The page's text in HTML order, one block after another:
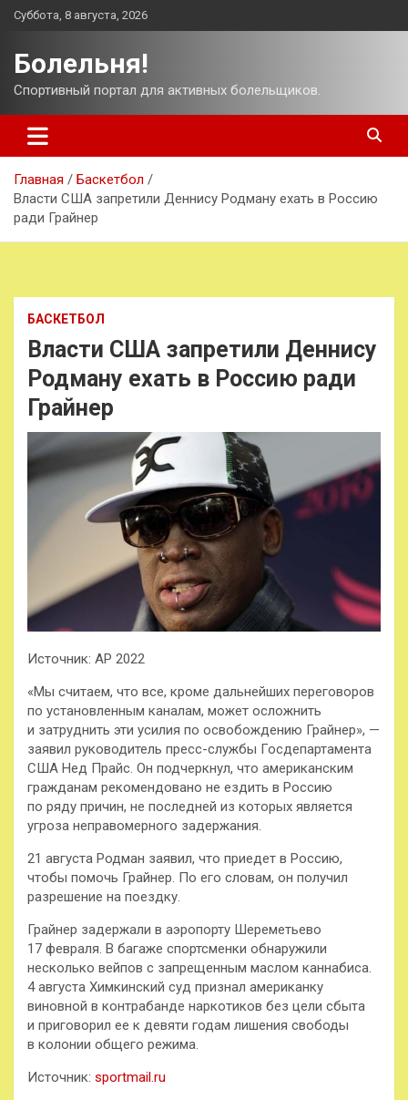
Перейти
Суббота, 8 августа, 2026
Болельня!
Спортивный портал для активных болельщиков.
Главная
Баскетбол
Власти США запретили Деннису Родману ехать в Россию
ради Грайнер
БАСКЕТБОЛ
Власти США запретили Деннису
Родману ехать в Россию ради
Грайнер
Источник: AP 2022
«Мы считаем, что все, кроме дальнейших переговоров
по установленным каналам, может осложнить
и затруднить эти усилия по освобождению Грайнер», —
заявил руководитель пресс-службы Госдепартамента
США Нед Прайс. Он подчеркнул, что американским
гражданам рекомендовано не ездить в Россию
по ряду причин, не последней из которых является
угроза неправомерного задержания.
21 августа Родман заявил, что приедет в Россию,
чтобы помочь Грайнер. По его словам, он получил
разрешение на поездку.
Грайнер задержали в аэропорту Шереметьево
17 февраля. В багаже спортсменки обнаружили
несколько вейпов с запрещенным маслом каннабиса.
4 августа Химкинский суд признал американку
виновной в контрабанде наркотиков без цели сбыта
и приговорил ее к девяти годам лишения свободы
в колонии общего режима.
Источник: sportmail.ru